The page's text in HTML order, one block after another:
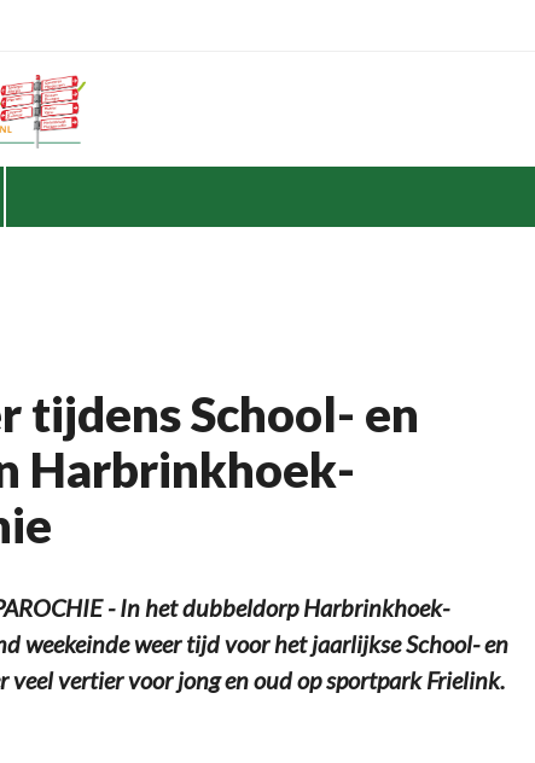
tijdens School- en
Harbrinkhoek-
- In het dubbeldorp Harbrinkhoek-
weekeinde weer tijd voor het jaarlijkse School- en
veel vertier voor jong en oud op sportpark Frielink.